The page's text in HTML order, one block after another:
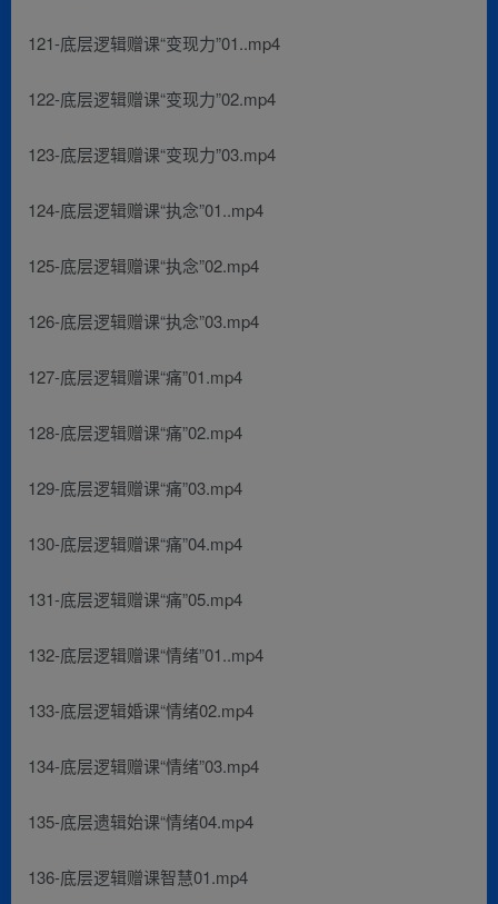
121-底层逻辑赠课“变现力”01..mp4
122-底层逻辑赠课“变现力”02.mp4
123-底层逻辑赠课“变现力”03.mp4
124-底层逻辑赠课“执念”01..mp4
125-底层逻辑赠课“执念”02.mp4
126-底层逻辑赠课“执念”03.mp4
127-底层逻辑赠课“痛”01.mp4
128-底层逻辑赠课“痛”02.mp4
129-底层逻辑赠课“痛”03.mp4
130-底层逻辑赠课“痛”04.mp4
131-底层逻辑赠课“痛”05.mp4
132-底层逻辑赠课“情绪”01..mp4
133-底层逻辑婚课“情绪02.mp4
134-底层逻辑赠课“情绪”03.mp4
135-底层遗辑始课“情绪04.mp4
136-底层逻辑赠课智慧01.mp4